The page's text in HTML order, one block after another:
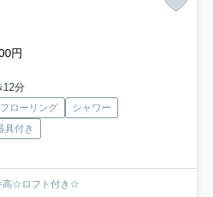
円
12分
フローリング
シャワー
具付き
高☆ロフト付き☆